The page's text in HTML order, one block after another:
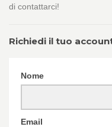
di contattarci!
Richiedi il tuo
Nome
Email